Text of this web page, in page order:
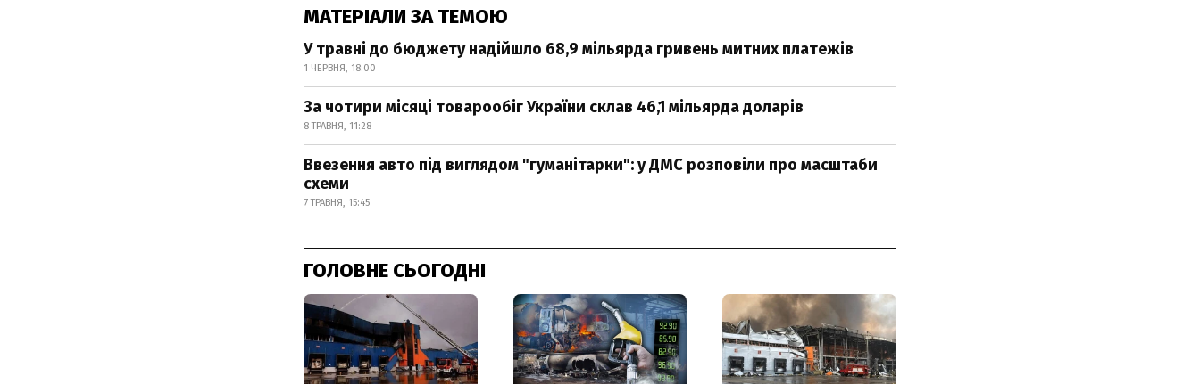
МАТЕРІАЛИ ЗА ТЕМОЮ
У травні до бюджету надійшло 68,9 мільярда гривень митних платежів
1 ЧЕРВНЯ, 18:00
За чотири місяці товарообіг України склав 46,1 мільярда доларів
8 ТРАВНЯ, 11:28
Ввезення авто під виглядом "гуманітарки": у ДМС розповіли про масштаби
схеми
7 ТРАВНЯ, 15:45
ГОЛОВНЕ СЬОГОДНІ